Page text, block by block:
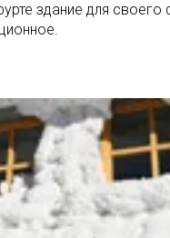
здание для своего